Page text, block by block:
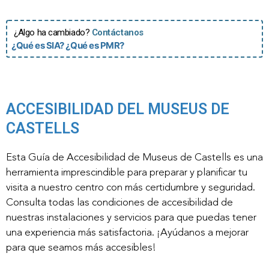
¿Algo ha cambiado? Contáctanos
¿Qué es SIA?¿Qué es PMR?
ACCESIBILIDAD DEL MUSEUS DE
CASTELLS
Esta Guía de Accesibilidad de Museus de Castells es una
herramienta imprescindible para preparar y planificar tu
visita a nuestro centro con más certidumbre y seguridad.
Consulta todas las condiciones de accesibilidad de
nuestras instalaciones y servicios para que puedas tener
una experiencia más satisfactoria. ¡Ayúdanos a mejorar
para que seamos más accesibles!